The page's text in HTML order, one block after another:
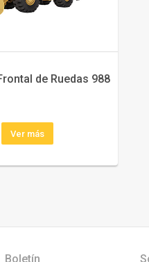
de Ruedas 988
Ver más
Boletín